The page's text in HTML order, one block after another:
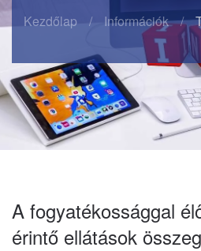
Kezdőlap Információk
A fogyatékossággal
érintő ellátások